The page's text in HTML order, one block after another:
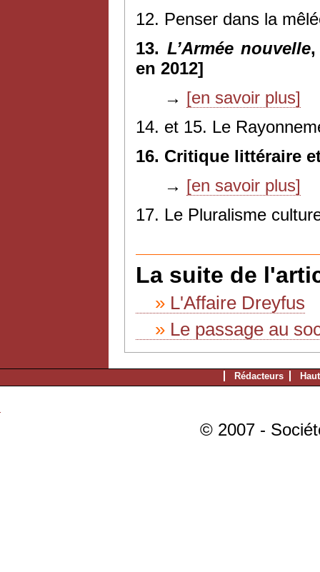
12. Penser dans la
13. L’Armée nouvelle
en 2012]
→ [en savoir plus]
14. et 15. Le
16. Critique littéraire
→ [en savoir plus]
17. Le Pluralisme
La suite de
L'Affaire Dreyfus
Le passage au
Rédacteurs
© 2007 -